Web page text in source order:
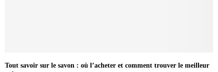
Tout savoir sur le savon : où l’acheter et comment trouver le meilleur